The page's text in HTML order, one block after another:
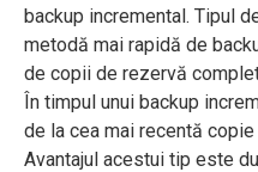
backup incremental. Tipul
metodă mai rapidă de
de copii de rezervă
În timpul unui backup
de la cea mai recentă
Avantajul acestui tip este